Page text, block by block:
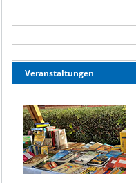
Veranstaltungen